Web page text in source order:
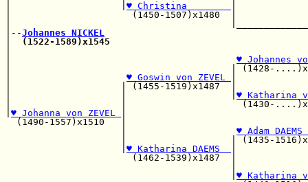
♥ Christina
|                      (1450-
|--Johannes NICKEL
(1522-1589)x1545
♥
|                                        |
♥ Goswin von ZEVEL
|                    | (1455-
♥ Katharina
|                    |
♥ Johanna von ZEVEL
(1490-1557)x1510   |
♥
|
♥ Katharina DAEMS
(1462-
♥ Katharina